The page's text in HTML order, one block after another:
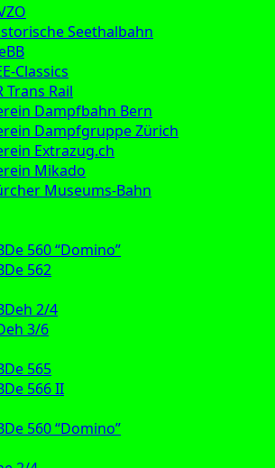
Seethalbahn
Classics
Trans Rail
Dampfbahn Bern
Dampfgruppe Zürich
Extrazug.ch
Mikado
Museums-Bahn
560 “Domino”
562
2/4
3/6
565
566 II
560 “Domino”